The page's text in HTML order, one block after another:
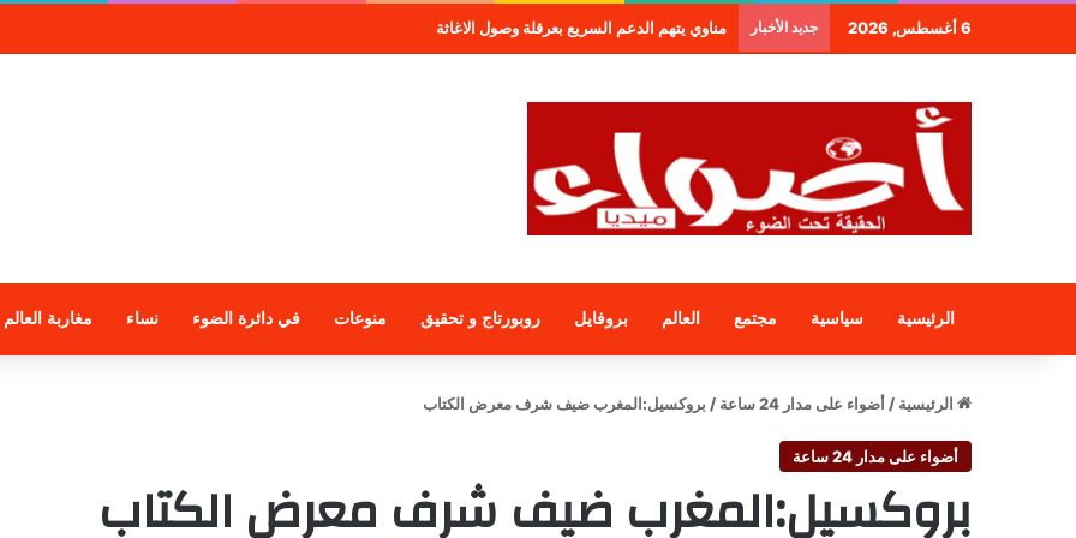
6 أغسطس, 2026 جديد الأخبار مناوي يتهم الدعم السريع بعرقلة وصول الاغاثة
الرئيسية سياسية مجتمع العالم بروفايل روبورتاج و تحقيق منوعات في دائرة الضوء نساء مغاربة العالم
الرئيسية / أضواء على مدار 24 ساعة / بروكسيل:المغرب ضيف شرف معرض الكتاب
أضواء على مدار 24 ساعة
بروكسيل:المغرب ضيف شرف معرض الكتاب